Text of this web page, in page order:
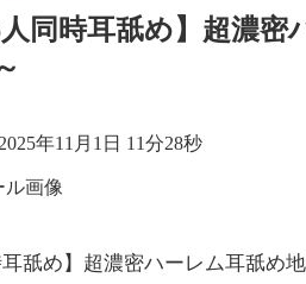
人同時耳舐め】超濃
2025年11月1日 11分28秒